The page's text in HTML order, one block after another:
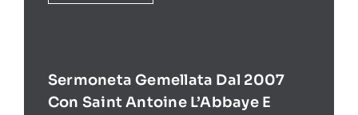
Sermoneta Gemellata Dal 2007
Con Saint Antoine L’Abbaye E